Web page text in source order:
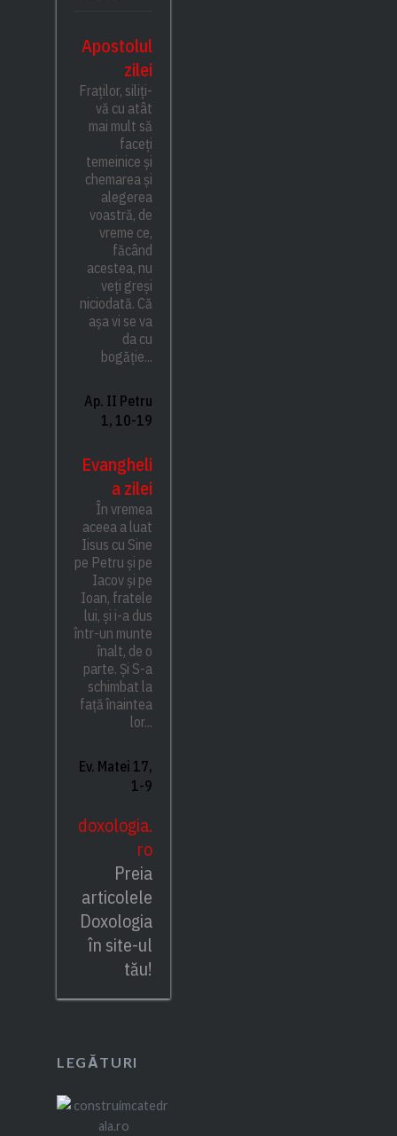
Apostolul
zilei
Fraților, siliți-
vă cu atât
mai mult să
faceți
temeinice și
chemarea și
alegerea
voastră, de
vreme ce,
făcând
acestea, nu
veți greși
niciodată. Că
așa vi se va
da cu
bogăție...
Ap. II Petru
1, 10-19
Evangheli
a zilei
În vremea
aceea a luat
Iisus cu Sine
pe Petru și pe
Iacov și pe
Ioan, fratele
lui, și i-a dus
într-un munte
înalt, de o
parte. Și S-a
schimbat la
față înaintea
lor...
Ev. Matei 17,
1-9
doxologia.
ro
Preia
articolele
Doxologia
în site-ul
tău!
LEGĂTURI